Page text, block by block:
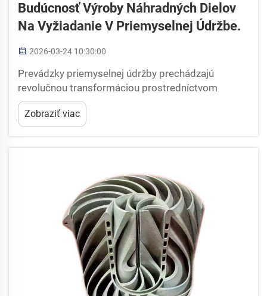
Budúcnosť Výroby Náhradných Dielov
Na Vyžiadanie V Priemyselnej Údržbe.
2026-03-24 10:30:00
Prevádzky priemyselnej údržby prechádzajú
revolučnou transformáciou prostredníctvom
technológií výroby náhradných dielov na vyžiadanie.
Tradičné systémy správy zásob, ktoré sa opierali o
rozsiahle skladovanie fyzických komponentov, sa
Zobraziť viac